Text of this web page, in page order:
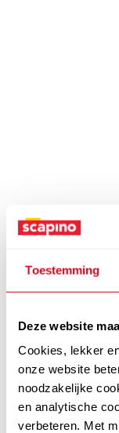
Toestemming
Deze website
Cookies, lekker
onze website
noodzakelijke
en analytische
verbeteren. Met